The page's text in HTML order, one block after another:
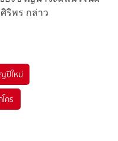
ริพร กล่าว
ปีใหม่
คร